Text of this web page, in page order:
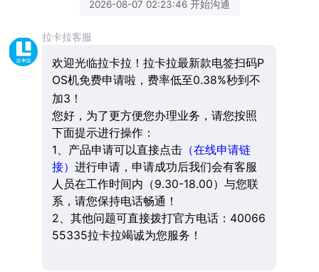
2026-08-07 02:23:46 开始沟通
拉卡拉客服
欢迎光临拉卡拉！拉卡拉最新款电签扫码P
OS机免费申请啦，费率低至0.38%秒到不
加3！
您好，为了更方便您办理业务，请您按照
下面提示进行操作：
1、产品申请可以直接点击（在线申请链
接） 进行申请，申请成功后我们会有客服
人员在工作时间内（9.30-18.00）与您联
系，请您保持电话畅通！
2、其他问题可直接拨打官方电话：40066
55335拉卡拉竭诚为您服务！